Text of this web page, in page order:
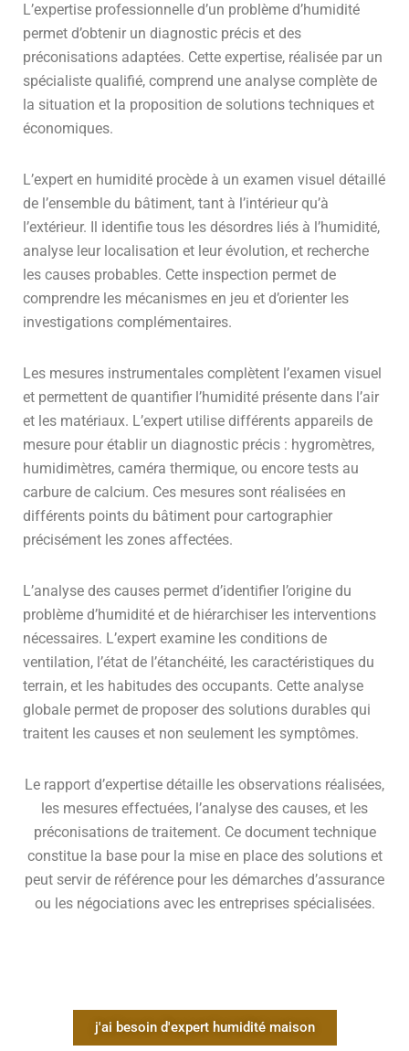
L’expertise professionnelle d’un problème d’humidité
permet d’obtenir un diagnostic précis et des
préconisations adaptées. Cette expertise, réalisée par un
spécialiste qualifié, comprend une analyse complète de
la situation et la proposition de solutions techniques et
économiques.
L’expert en humidité procède à un examen visuel détaillé
de l’ensemble du bâtiment, tant à l’intérieur qu’à
l’extérieur. Il identifie tous les désordres liés à l’humidité,
analyse leur localisation et leur évolution, et recherche
les causes probables. Cette inspection permet de
comprendre les mécanismes en jeu et d’orienter les
investigations complémentaires.
Les mesures instrumentales complètent l’examen visuel
et permettent de quantifier l’humidité présente dans l’air
et les matériaux. L’expert utilise différents appareils de
mesure pour établir un diagnostic précis : hygromètres,
humidimètres, caméra thermique, ou encore tests au
carbure de calcium. Ces mesures sont réalisées en
différents points du bâtiment pour cartographier
précisément les zones affectées.
L’analyse des causes permet d’identifier l’origine du
problème d’humidité et de hiérarchiser les interventions
nécessaires. L’expert examine les conditions de
ventilation, l’état de l’étanchéité, les caractéristiques du
terrain, et les habitudes des occupants. Cette analyse
globale permet de proposer des solutions durables qui
traitent les causes et non seulement les symptômes.
Le rapport d’expertise détaille les observations réalisées,
les mesures effectuées, l’analyse des causes, et les
préconisations de traitement. Ce document technique
constitue la base pour la mise en place des solutions et
peut servir de référence pour les démarches d’assurance
ou les négociations avec les entreprises spécialisées.
j'ai besoin d'expert humidité maison